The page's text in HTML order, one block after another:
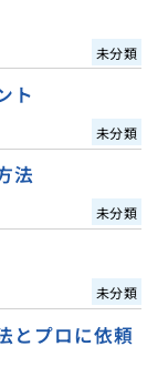
未分類
ト
未分類
法
未分類
未分類
とプロに依頼